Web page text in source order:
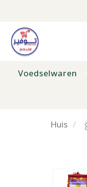
Voedselwaren
Huis